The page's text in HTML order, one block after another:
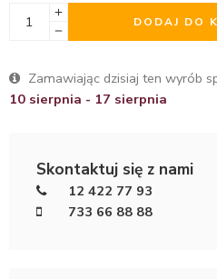
DODAJ DO
Zamawiając dzisiaj ten wyrób
10 sierpnia - 17 sierpnia
Skontaktuj się z nami
12 422 77 93
733 66 88 88